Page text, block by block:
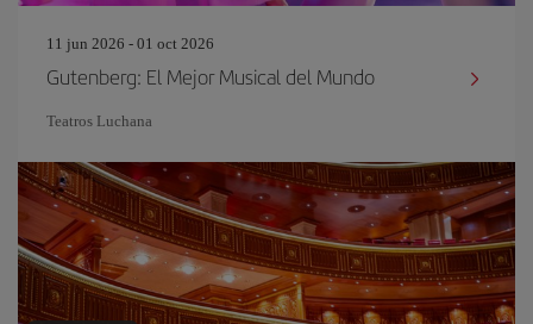
11 jun 2026 - 01 oct 2026
Gutenberg: El Mejor Musical del Mundo
Teatros Luchana